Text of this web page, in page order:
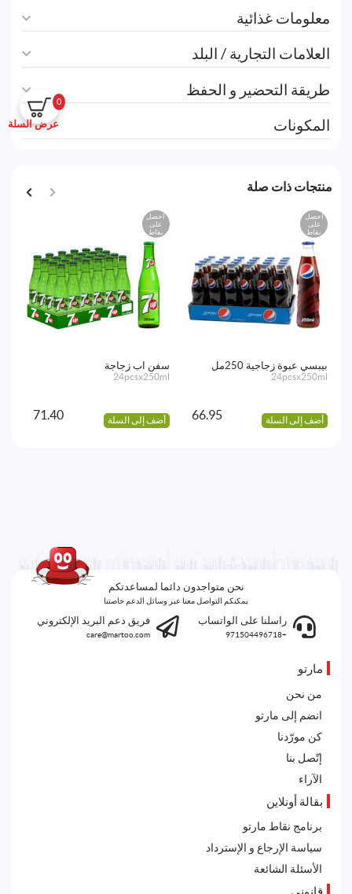
0
عرض السلة
معلومات غذائية
العلامات التجارية / البلد
طريقة التحضير و الحفظ
المكونات
منتجات ذات صلة
احصل
على
نقاط
بيبسي عبوة زجاجية 250مل
24pcsx250ml
أضف إلى السلة 66.95
احصل
على
نقاط
سفن اب زجاجة
24pcsx250ml
أضف إلى السلة 71.40
نحن متواجدون دائما لمساعدتكم
يمكنكم التواصل معنا عبر وسائل الدعم خاصتنا
راسلنا على الواتساب
+971504496718
فريق دعم البريد الإلكتروني
care@martoo.com
مارتو
من نحن
انضم إلى مارتو
كن مورّدنا
إتّصل بنا
الآراء
بقالة أونلاين
برنامج نقاط مارتو
سياسة الإرجاع و الإسترداد
الأسئلة الشائعة
قانوني